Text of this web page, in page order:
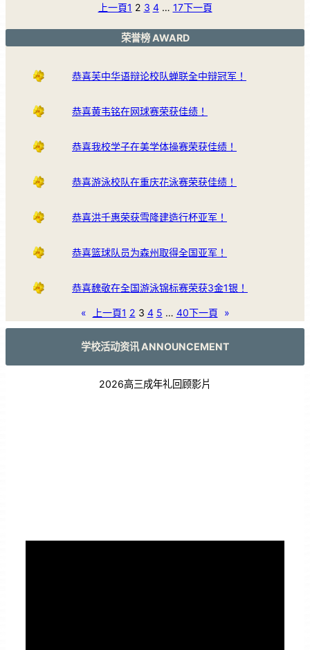
上一頁1 2 3 4 … 17下一頁
荣誉榜 AWARD
恭喜芙中华语辩论校队蝉联全中辩冠军！
恭喜黄韦铭在网球赛荣获佳绩！
恭喜我校学子在美学体操赛荣获佳绩！
恭喜游泳校队在重庆花泳赛荣获佳绩！
恭喜洪千惠荣获雪隆建造行杯亚军！
恭喜篮球队员为森州取得全国亚军！
恭喜魏敬在全国游泳锦标赛荣获3金1银！
« 上一頁1 2 3 4 5 … 40下一頁 »
学校活动资讯 ANNOUNCEMENT
2026高三成年礼回顾影片